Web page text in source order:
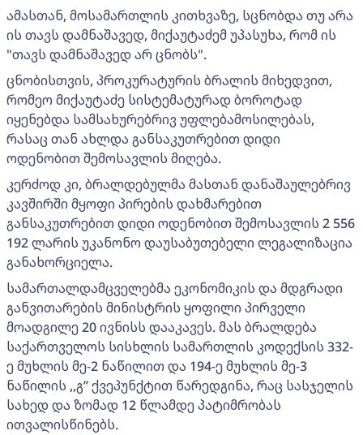
ამასთან, მოსამართლის კითხვაზე, სცნობდა თუ არა
ის თავს დამნაშავედ, მიქაუტაძემ უპასუხა, რომ ის
"თავს დამნაშავედ არ ცნობს".
ცნობისთვის, პროკურატურის ბრალის მიხედვით,
რომეო მიქაუტაძე სისტემატურად ბოროტად
იყენებდა სამსახურებრივ უფლებამოსილებას,
რასაც თან ახლდა განსაკუთრებით დიდი
ოდენობით შემოსავლის მიღება.
კერძოდ კი, ბრალდებულმა მასთან დანაშაულებრივ
კავშირში მყოფი პირების დახმარებით
განსაკუთრებით დიდი ოდენობით შემოსავლის 2 556
192 ლარის უკანონო დაუსაბუთებელი ლეგალიზაცია
განახორციელა.
სამართალდამცველებმა ეკონომიკის და მდგრადი
განვითარების მინისტრის ყოფილი პირველი
მოადგილე 20 ივნისს დააკავეს. მას ბრალდება
საქართველოს სისხლის სამართლის კოდექსის 332-
ე მუხლის მე-2 ნაწილით და 194-ე მუხლის მე-3
ნაწილის ,,გ’’ ქვეპუნქტით წარედგინა, რაც სასჯელის
სახედ და ზომად 12 წლამდე პატიმრობას
ითვალისწინებს.